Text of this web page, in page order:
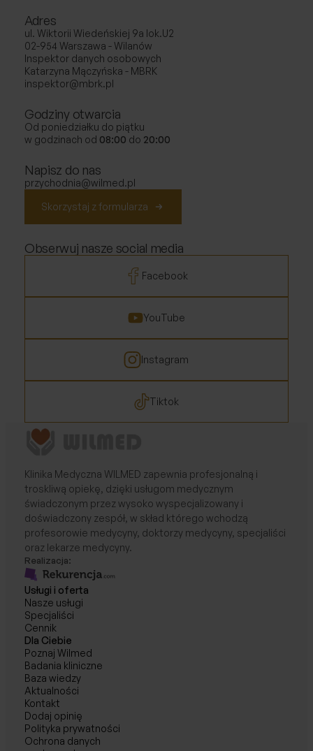
Adres
ul. Wiktorii Wiedeńskiej 9a lok.U2
02-954 Warszawa - Wilanów
Inspektor danych osobowych
Katarzyna Mączyńska - MBRK
inspektor@mbrk.pl
Godziny otwarcia
Od poniedziałku do piątku
w godzinach od 08:00 do 20:00
Napisz do nas
przychodnia@wilmed.pl
Skorzystaj z formularza
Obserwuj nasze social media
Facebook
YouTube
Instagram
Tiktok
Klinika Medyczna WILMED zapewnia profesjonalną i
troskliwą opiekę, dzięki usługom medycznym
świadczonym przez wysoko wyspecjalizowany i
doświadczony zespół, w skład którego wchodzą
profesorowie medycyny, doktorzy medycyny, specjaliści
oraz lekarze medycyny.
Realizacja:
Usługi i oferta
Nasze usługi
Specjaliści
Cennik
Dla Ciebie
Poznaj Wilmed
Badania kliniczne
Baza wiedzy
Aktualności
Kontakt
Dodaj opinię
Polityka prywatności
Ochrona danych